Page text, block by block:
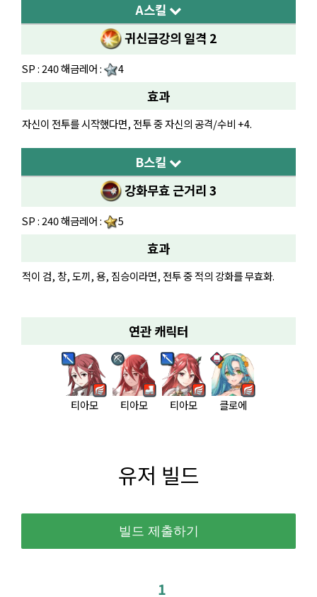
A스킬
귀신금강의 일격 2
SP : 240 해금레어 : 4
효과
자신이 전투를 시작했다면, 전투 중 자신의 공격/수비 +4.
B스킬
강화무효 근거리 3
SP : 240 해금레어 : 5
효과
적이 검, 창, 도끼, 용, 짐승이라면, 전투 중 적의 강화를 무효화.
연관 캐릭터
티아모 티아모 티아모 클로에
유저 빌드
1